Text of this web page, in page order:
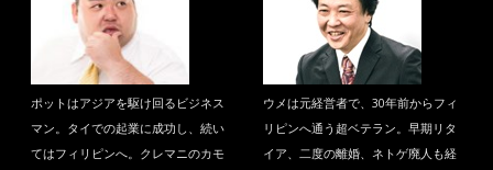
ポットはアジアを駆け回るビジネス
マン。タイでの起業に成功し、続い
てはフィリピンへ。クレマニのカモ
ウメは元経営者で、30年前からフィ
リピンへ通う超ベテラン。早期リタ
イア、二度の離婚、ネトゲ廃人も経